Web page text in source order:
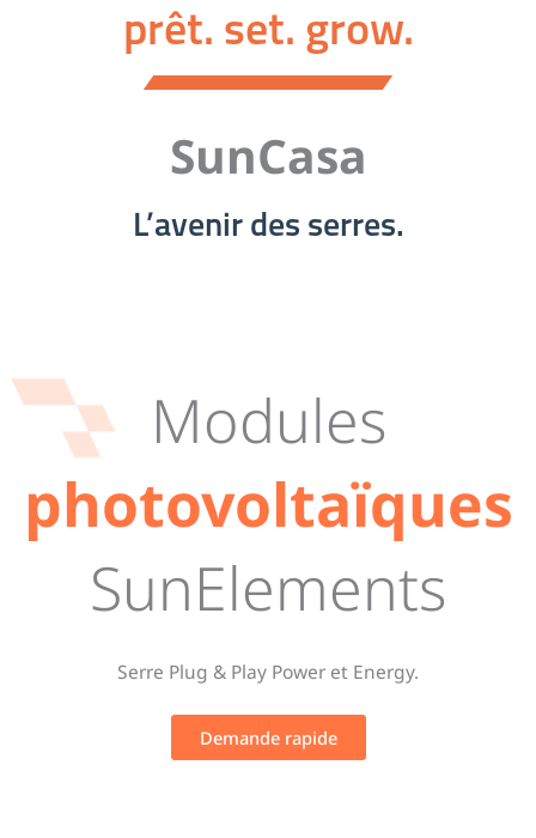
prêt. set. grow.
SunCasa
L’avenir des serres.
Modules
photovoltaïques
SunElements
Serre Plug & Play Power et Energy.
Demande rapide